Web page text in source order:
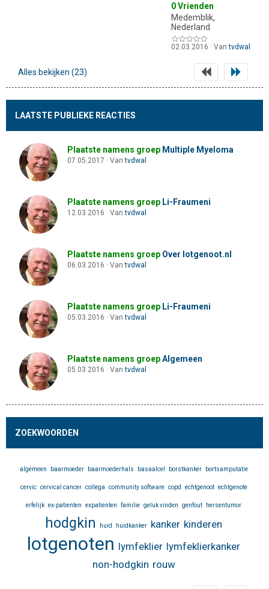
0 Vrienden
Medemblik,
Nederland
02.03.2016 · Vantvdwal
Alles bekijken (23)
LAATSTE PUBLIEKE REACTIES
Plaatste namens groep Multiple Myeloma
07.05.2017 · Vantvdwal
Plaatste namens groep Li-Fraumeni
12.03.2016 · Vantvdwal
Plaatste namens groep Over lotgenoot.nl
06.03.2016 · Vantvdwal
Plaatste namens groep Li-Fraumeni
05.03.2016 · Vantvdwal
Plaatste namens groepAlgemeen
05.03.2016 · Vantvdwal
ZOEKWOORDEN
algemeen baarmoeder baarmoederhals basaalcel borstkanker bortsamputatie
cervic cervical cancer collega community software copd echtgenoot echtgenote
erfelijk ex-patienten expatienten familie geluk vinden genfout hersentumor
hodgkin huid huidkanker kanker kinderen
lotgenoten lymfeklier lymfeklierkanker
non-hodgkin rouw